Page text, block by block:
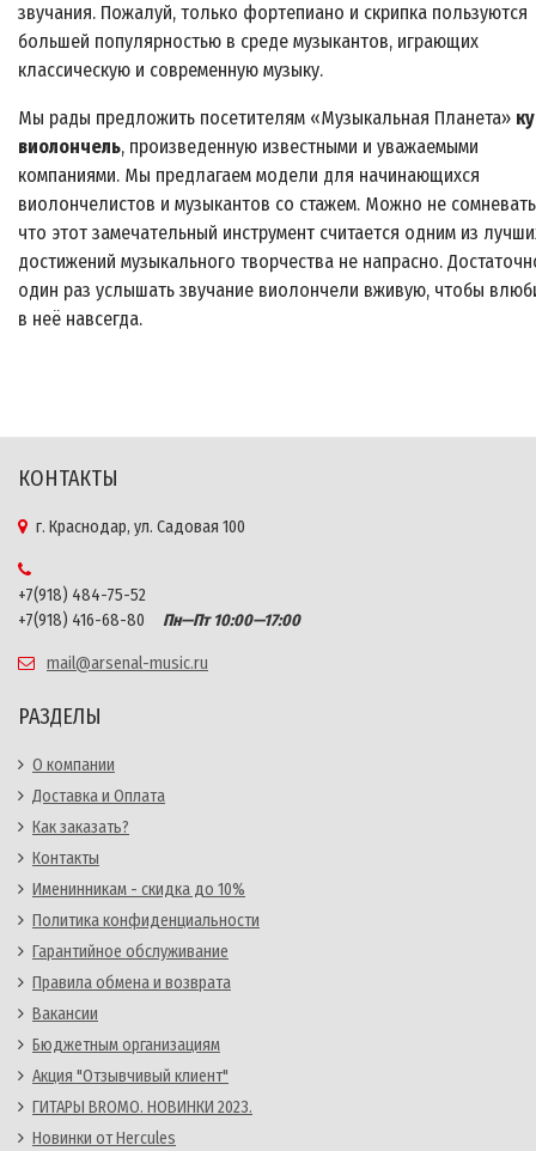
звучания. Пожалуй, только фортепиано и скрипка пользуются
большей популярностью в среде музыкантов, играющих
классическую и современную музыку.
Мы рады предложить посетителям «Музыкальная Планета»
виолончель, произведенную известными и уважаемыми
компаниями. Мы предлагаем модели для начинающихся
виолончелистов и музыкантов со стажем. Можно не
что этот замечательный инструмент считается одним из
достижений музыкального творчества не напрасно.
один раз услышать звучание виолончели вживую, чтобы
в неё навсегда.
КОНТАКТЫ
г. Краснодар, ул. Садовая 100
+7(918) 484-75-52
+7(918) 416-68-80
Пн—Пт 10:00—17:00
mail@arsenal-music.ru
РАЗДЕЛЫ
О компании
Доставка и Оплата
Как заказать?
Контакты
Именинникам - скидка до 10%
Политика конфиденциальности
Гарантийное обслуживание
Правила обмена и возврата
Вакансии
Бюджетным организациям
Акция "Отзывчивый клиент"
ГИТАРЫ BROMO. НОВИНКИ 2023.
Новинки от Hercules